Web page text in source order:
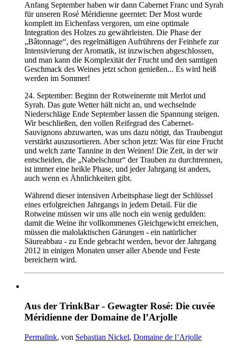
Anfang September haben wir dann Cabernet Franc und Syrah
für unseren Rosé Méridienne geerntet: Der Most wurde
komplett im Eichenfass vergoren, um eine optimale
Integration des Holzes zu gewährleisten. Die Phase der
„Bâtonnage“, des regelmäßigen Aufrührens der Feinhefe zur
Intensivierung der Aromatik, ist inzwischen abgeschlossen,
und man kann die Komplexität der Frucht und den samtigen
Geschmack des Weines jetzt schon genießen... Es wird heiß
werden im Sommer!
24. September: Beginn der Rotweinernte mit Merlot und
Syrah. Das gute Wetter hält nicht an, und wechselnde
Niederschläge Ende September lassen die Spannung steigen.
Wir beschließen, den vollen Reifegrad des Cabernet-
Sauvignons abzuwarten, was uns dazu nötigt, das Traubengut
verstärkt auszusortieren. Aber schon jetzt: Was für eine Frucht
und welch zarte Tannine in den Weinen! Die Zeit, in der wir
entscheiden, die „Nabelschnur“ der Trauben zu durchtrennen,
ist immer eine heikle Phase, und jeder Jahrgang ist anders,
auch wenn es Ähnlichkeiten gibt.
Während dieser intensiven Arbeitsphase liegt der Schlüssel
eines erfolgreichen Jahrgangs in jedem Detail. Für die
Rotweine müssen wir uns alle noch ein wenig gedulden:
damit die Weine ihr vollkommenes Gleichgewicht erreichen,
müssen die malolaktischen Gärungen - ein natürlicher
Säureabbau - zu Ende gebracht werden, bevor der Jahrgang
2012 in einigen Monaten unser aller Abende und Feste
bereichern wird.
Aus der TrinkBar - Gewagter Rosé: Die cuvée
Méridienne der Domaine de l’Arjolle
Permalink, von Sebastian Nickel, Domaine de l’Arjolle